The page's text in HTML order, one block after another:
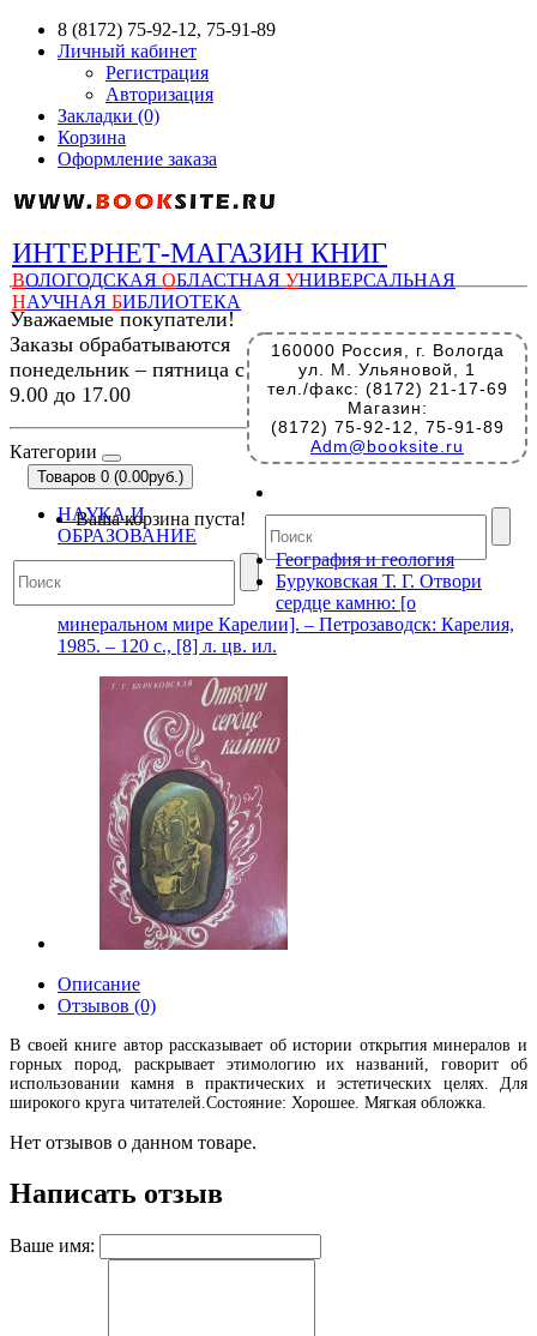
8 (8172) 75-92-12, 75-91-89
Личный кабинет
Регистрация
Авторизация
Закладки (0)
Корзина
Оформление заказа
ИНТЕРНЕТ-МАГАЗИН КНИГ
ВОЛОГОДСКАЯ ОБЛАСТНАЯ УНИВЕРСАЛЬНАЯ
НАУЧНАЯ БИБЛИОТЕКА
160000 Россия, г. Вологда
ул. М. Ульяновой, 1
тел./факс: (8172) 21-17-69
Магазин:
(8172) 75-92-12, 75-91-89
Adm@booksite.ru
Уважаемые покупатели!
Заказы обрабатываются
понедельник – пятница с
9.00 до 17.00
Категории
Товаров 0 (0.00руб.)
Ваша корзина пуста!
НАУКА И
ОБРАЗОВАНИЕ
География и геология
Буруковская Т. Г. Отвори
сердце камню: [о
минеральном мире Карелии]. – Петрозаводск: Карелия,
1985. – 120 с., [8] л. цв. ил.
Описание
Отзывов (0)
В своей книге автор рассказывает об истории открытия минералов и
горных пород, раскрывает этимологию их названий, говорит об
использовании камня в практических и эстетических целях. Для
широкого круга читателей.Состояние: Хорошее. Мягкая обложка.
Нет отзывов о данном товаре.
Написать отзыв
Ваше имя: